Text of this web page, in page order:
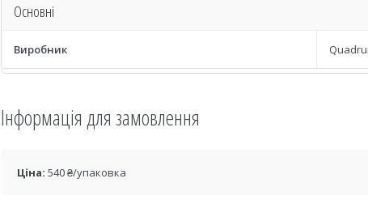
Основні
Виробник
Інформація для замовлення
Ціна: 540 ₴/упаковка